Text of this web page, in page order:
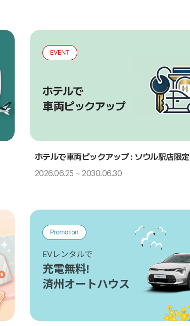
ホテルで車両ピックアップ : ソウル駅店限定
2026.06.25 ~ 2030.06.30